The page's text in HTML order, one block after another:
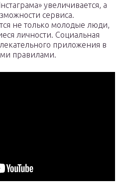
увеличивается, а
сервиса.
не только молодые люди,
личности. Социальная
приложения в
правилами.